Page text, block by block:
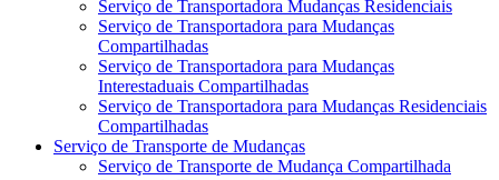
Serviço de Transportadora Mudanças Residenciais
Serviço de Transportadora para Mudanças
Compartilhadas
Serviço de Transportadora para Mudanças
Interestaduais Compartilhadas
Serviço de Transportadora para Mudanças Residenciais
Compartilhadas
Serviço de Transporte de Mudanças
Serviço de Transporte de Mudança Compartilhada